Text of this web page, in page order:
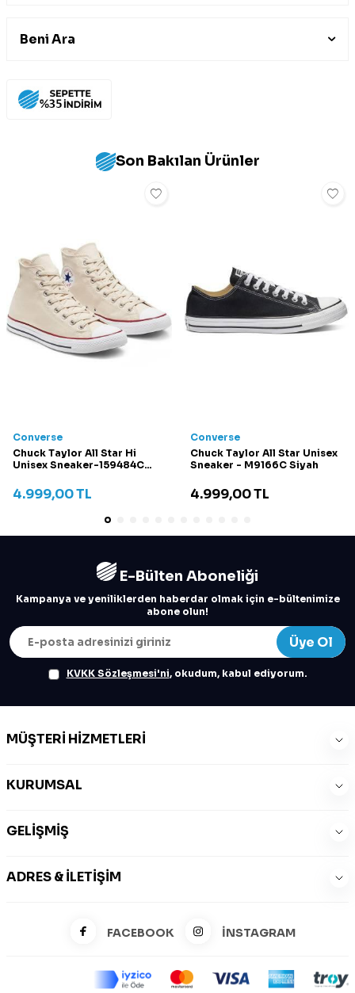
Beni Ara
Son Bakılan Ürünler
Converse
Chuck Taylor All Star Hi
Unisex Sneaker-159484C
4.999,00TL
Converse
Chuck Taylor All Star Unisex
Sneaker - M9166C Siyah
4.999,00TL
E-Bülten Aboneliği
Kampanya ve yeniliklerden haberdar olmak için e-bültenimize
abone olun!
Üye Ol
KVKK Sözleşmesi'ni, okudum, kabul ediyorum.
MÜŞTERI HIZMETLERI
KURUMSAL
GELIŞMIŞ
ADRES & İLETIŞIM
FACEBOOK İNSTAGRAM